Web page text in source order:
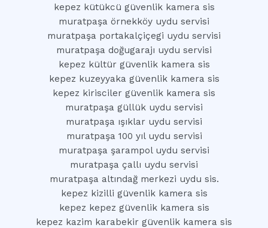
kepez kütükcü güvenlik kamera sis
muratpaşa örnekköy uydu servisi
muratpaşa portakalçiçegi uydu servisi
muratpaşa doğugarajı uydu servisi
kepez kültür güvenlik kamera sis
kepez kuzeyyaka güvenlik kamera sis
kepez kirisciler güvenlik kamera sis
muratpaşa güllük uydu servisi
muratpaşa ışıklar uydu servisi
muratpaşa 100 yıl uydu servisi
muratpaşa şarampol uydu servisi
muratpaşa çallı uydu servisi
muratpaşa altındağ merkezi uydu sis.
kepez kizilli güvenlik kamera sis
kepez kepez güvenlik kamera sis
kepez kazim karabekir güvenlik kamera sis